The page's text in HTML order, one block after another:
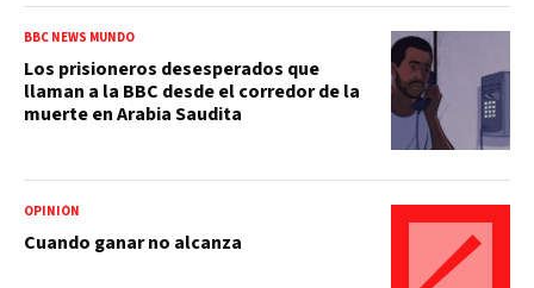
BBC NEWS MUNDO
Los prisioneros desesperados que
llaman a la BBC desde el corredor de la
muerte en Arabia Saudita
OPINIÓN
Cuando ganar no alcanza